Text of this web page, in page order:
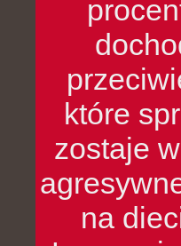
które
zostaje
na